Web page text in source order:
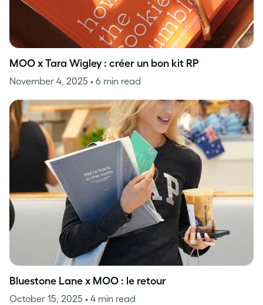
MOO x Tara Wigley : créer un bon kit RP
November 4, 2025 • 6 min read
Bluestone Lane x MOO : le retour
October 15, 2025 • 4 min read